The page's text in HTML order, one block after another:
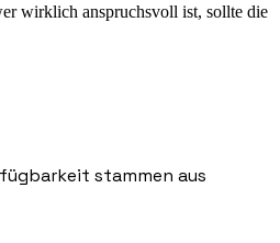
wirklich anspruchsvoll ist, sollte die
stammen aus